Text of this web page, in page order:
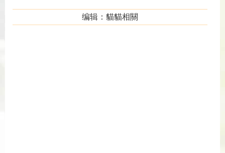
编辑：貓貓相關